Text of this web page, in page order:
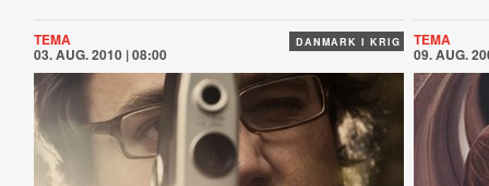
DANMARK I KRIG
TEMA
03. AUG. 2010 | 08:00
TEMA
09. AUG.